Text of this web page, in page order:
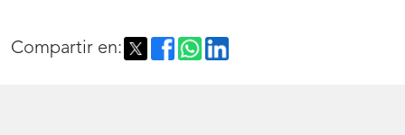
Compartir en: